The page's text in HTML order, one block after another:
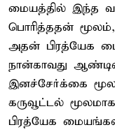
மையத்தில் இந்த
பொரித்ததன்
அதன் பிரத்யேக
நான்காவது
இனச்சேர்க்கை
கருவூட்டல்
பிரத்யேக